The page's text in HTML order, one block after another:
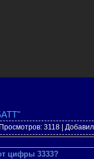
Просмотров: 3118 |
цифры 3333?